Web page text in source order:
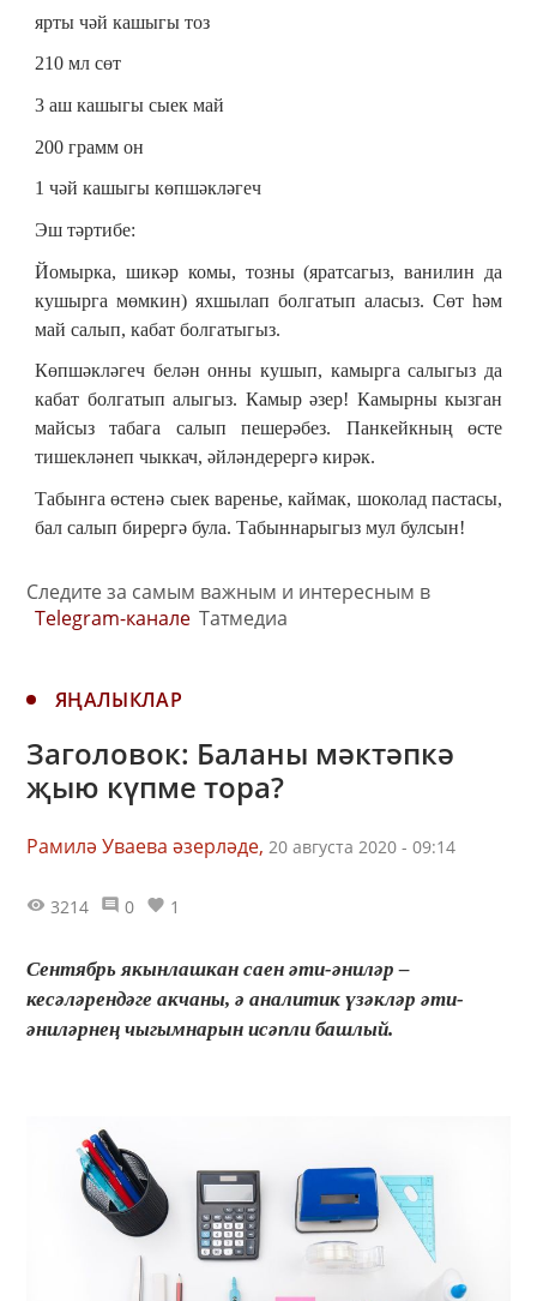
ярты чәй кашыгы тоз
210 мл сөт
3 аш кашыгы сыек май
200 грамм он
1 чәй кашыгы көпшәкләгеч
Эш тәртибе:
Йомырка, шикәр комы, тозны (яратсагыз, ванилин да
кушырга мөмкин) яхшылап болгатып аласыз. Сөт һәм
май салып, кабат болгатыгыз.
Көпшәкләгеч белән онны кушып, камырга салыгыз да
кабат болгатып алыгыз. Камыр әзер! Камырны кызган
майсыз табага салып пешерәбез. Панкейкның өсте
тишекләнеп чыккач, әйләндерергә кирәк.
Табынга өстенә сыек варенье, каймак, шоколад пастасы,
бал салып бирергә була. Табыннарыгыз мул булсын!
Следите за самым важным и интересным в
Telegram-канале Татмедиа
ЯҢАЛЫКЛАР
Заголовок: Баланы мәктәпкә
җыю күпме тора?
Рамилә Уваева әзерләде, 20 августа 2020 - 09:14
3214 0 1
Сентябрь якынлашкан саен әти-әниләр –
кесәләрендәге акчаны, ә аналитик үзәкләр әти-
әниләрнең чыгымнарын исәпли башлый.